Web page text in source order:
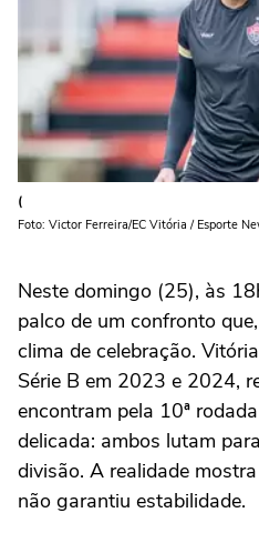
(
Foto: Victor Ferreira/EC Vitória / Esporte
Neste domingo (25), às
palco de um confronto
clima de celebração.
Série B em 2023 e 2024,
encontram pela 10ª
delicada: ambos lutam
divisão. A realidade
não garantiu estabilidade.